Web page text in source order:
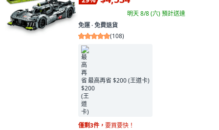
明天 8/8 (六)預計送達
免運 ∙ 免費退貨
(108)
最高再省 $200 (王道卡)
僅剩3件， 要買要快！